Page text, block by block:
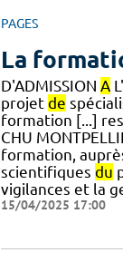
PAGES
La
D'ADMISSION A
projet de
formation [...]
CHU
formation,
scientifiques du
vigilances et la
15/04/2025 17:00